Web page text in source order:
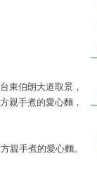
東伯朗大道取景，
親手煮的愛心麵，
親手煮的愛心麵。